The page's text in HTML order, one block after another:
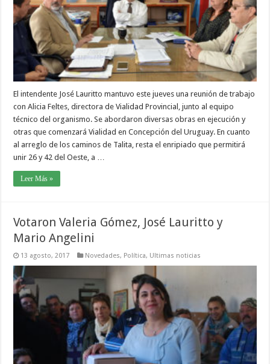
El intendente José Lauritto mantuvo este jueves una reunión de trabajo
con Alicia Feltes, directora de Vialidad Provincial, junto al equipo
técnico del organismo. Se abordaron diversas obras en ejecución y
otras que comenzará Vialidad en Concepción del Uruguay. En cuanto
al arreglo de los caminos de Talita, resta el enripiado que permitirá
unir 26 y 42 del Oeste, a …
Leer Más »
Votaron Valeria Gómez, José Lauritto y
Mario Angelini
13 agosto, 2017 Novedades, Política, Ultimas noticias